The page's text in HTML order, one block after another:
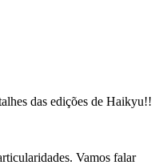
das edições de Haikyu!!
Vamos falar